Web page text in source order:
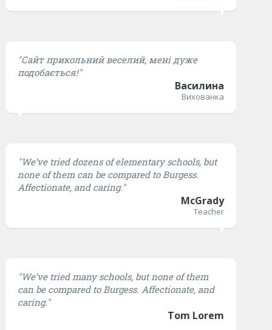
"Сайт прикольний веселий, мені дуже
подобається!"
Василина
Вихованка
"We’ve tried dozens of elementary schools, but
none of them can be compared to Burgess.
Affectionate, and caring."
McGrady
Teacher
"We’ve tried many schools, but none of them
can be compared to Burgess. Affectionate, and
caring."
Tom Lorem